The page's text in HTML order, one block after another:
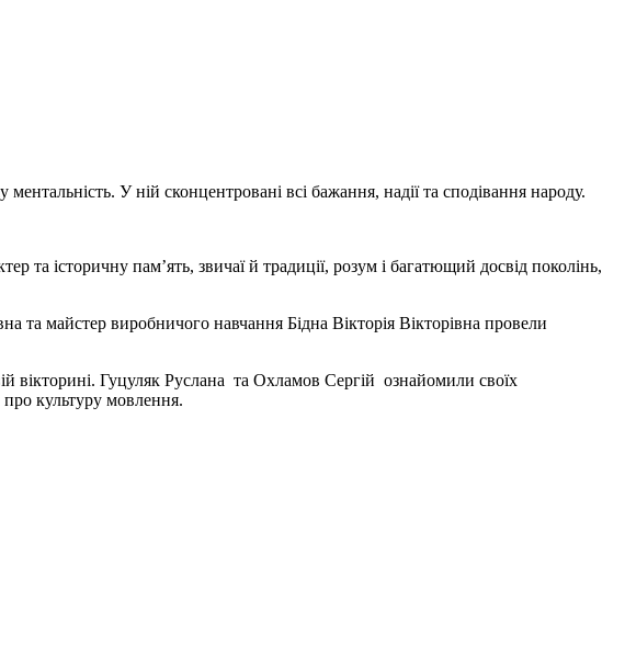
У ній сконцентровані всі бажання, надії та сподівання народу.
та історичну пам’ять, звичаї й традиції, розум і багатющий досвід поколінь,
майстер виробничого навчання Бідна Вікторія Вікторівна провели
вікторині. Гуцуляк Руслана та Охламов Сергій ознайомили своїх
культуру мовлення.